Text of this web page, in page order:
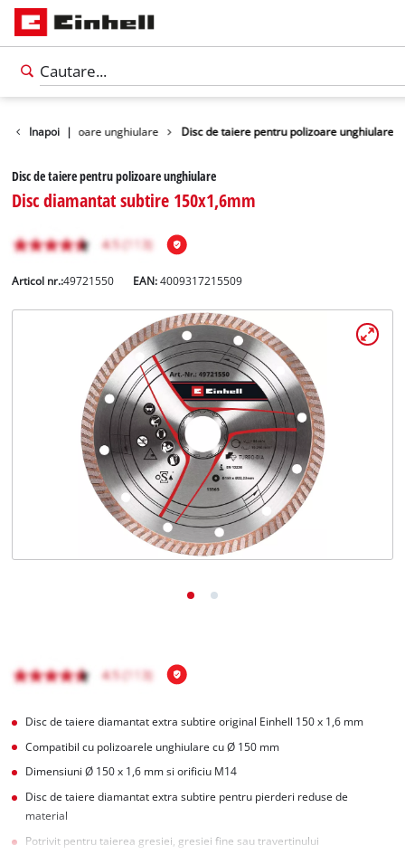
Română
English
Inapoi |
/ polizoare unghiulare Disc de taiere pentru polizoare unghiulare
Disc de taiere pentru polizoare unghiulare
Disc diamantat subtire 150x1,6mm
Articol nr.:49721550 EAN:4009317215509
Disc de taiere diamantat extra subtire original Einhell 150 x 1,6 mm
Compatibil cu polizoarele unghiulare cu Ø 150 mm
Dimensiuni Ø 150 x 1,6 mm si orificiu M14
Disc de taiere diamantat extra subtire pentru pierderi reduse de
material
Potrivit pentru taierea gresiei, gresiei fine sau travertinului